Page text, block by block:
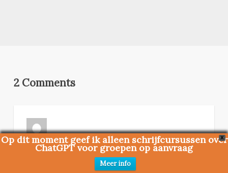
2 Comments
Freddy Was schreef:
X
Op dit moment geef ik alleen schrijfcursussen over
ChatGPT voor groepen op aanvraag
Meer info